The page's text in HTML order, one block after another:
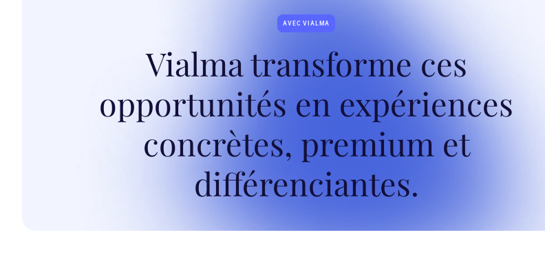
AVEC VIALMA
Vialma transforme ces
opportunités en expériences
concrètes, premium et
différenciantes.